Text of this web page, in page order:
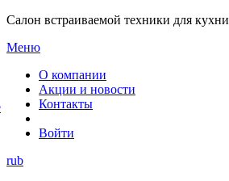
Салон встраиваемой техники для кухни
Меню
О компании
Акции и новости
Контакты
Войти
rub